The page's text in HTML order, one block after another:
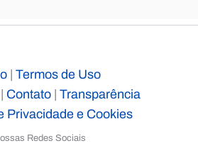
| Termos de Uso
Contato| Transparência
Privacidade e Cookies
Redes Sociais